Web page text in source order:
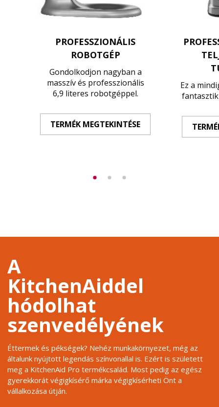
PROFESSZIONÁLIS
ROBOTGÉP
Gondolkodjon nagyban a
masszív és professzionális
6,9 literes robotgéppel.
TERMÉK MEGTEKINTÉSE
Ez a
A
KitchenAiddel
hódolhat
szenvedélyének
Éttermek és pékségek? Nehéz munkakörnyezet, még az
általunk nyújtott legendás színvonallal is. Ezért is született
meg a KitchenAid Pro termékcsalád. Most pedig az egész
gyerekkorát végigkísérő márka végigkísérheti Önt a
vállalkozása útján.